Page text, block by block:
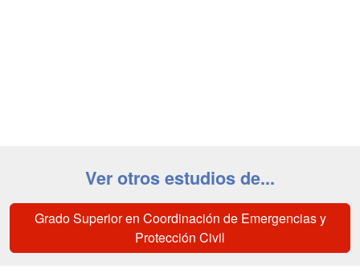
Ver otros estudios de...
Grado Superior en Coordinación de Emergencias y
Protección Civil